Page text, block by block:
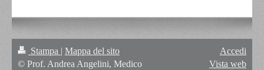
Stampa | Mappa del sito
© Prof. Andrea Angelini, Medico
Accedi
Vista web